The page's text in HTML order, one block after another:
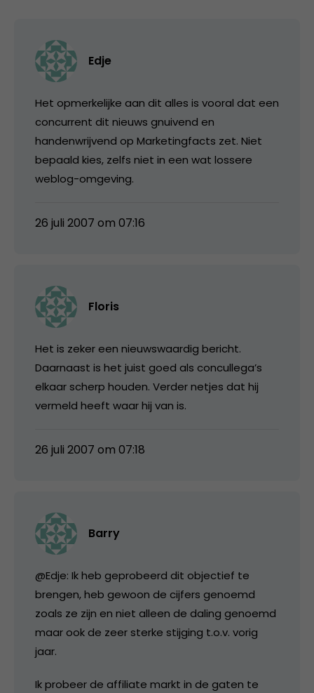
Edje
Het opmerkelijke aan dit alles is vooral dat een
concurrent dit nieuws gnuivend en
handenwrijvend op Marketingfacts zet. Niet
bepaald kies, zelfs niet in een wat lossere
weblog-omgeving.
26 juli 2007 om 07:16
Floris
Het is zeker een nieuwswaardig bericht.
Daarnaast is het juist goed als concullega’s
elkaar scherp houden. Verder netjes dat hij
vermeld heeft waar hij van is.
26 juli 2007 om 07:18
Barry
@Edje: Ik heb geprobeerd dit objectief te
brengen, heb gewoon de cijfers genoemd
zoals ze zijn en niet alleen de daling genoemd
maar ook de zeer sterke stijging t.o.v. vorig
jaar.
Ik probeer de affiliate markt in de gaten te